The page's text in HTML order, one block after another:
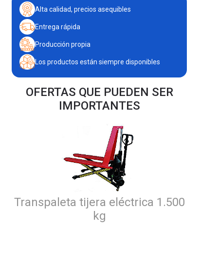
Alta calidad, precios asequibles
Entrega rápida
Producción propia
Los productos están siempre disponibles
OFERTAS QUE PUEDEN SER
IMPORTANTES
Transpaleta tijera eléctrica 1.500
kg